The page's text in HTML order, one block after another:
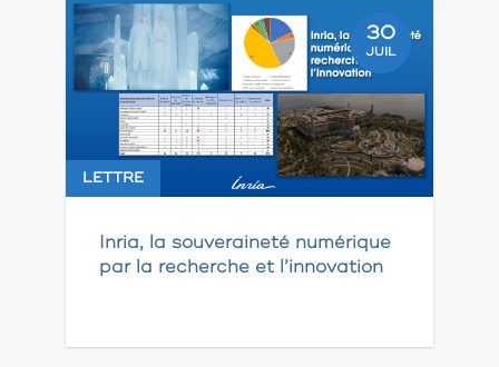
30
JUIL
LETTRE
Inria, la souveraineté numérique
par la recherche et l’innovation